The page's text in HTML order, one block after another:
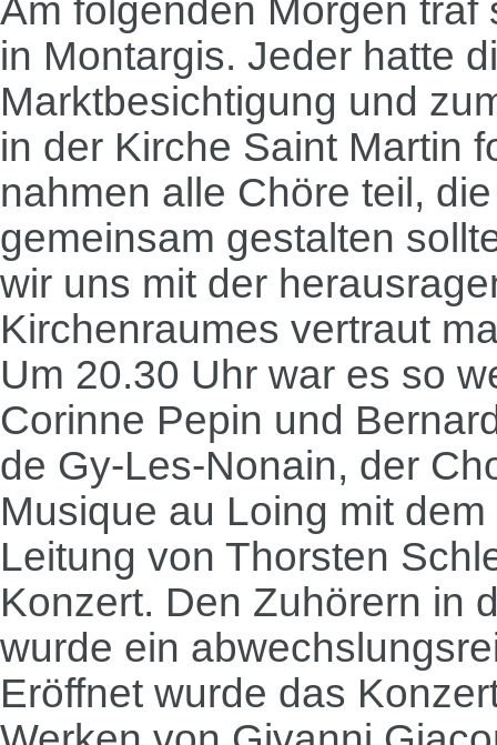
Am folgenden Morgen
in Montargis. Jeder hatte
Marktbesichtigung und
in der Kirche Saint Martin
nahmen alle Chöre teil,
gemeinsam gestalten
wir uns mit der
Kirchenraumes vertraut
Um 20.30 Uhr war es so
Corinne Pepin und
de Gy-Les-Nonain, der
Musique au Loing mit
Leitung von Thorsten
Konzert. Den Zuhörern in
wurde ein
Eröffnet wurde das